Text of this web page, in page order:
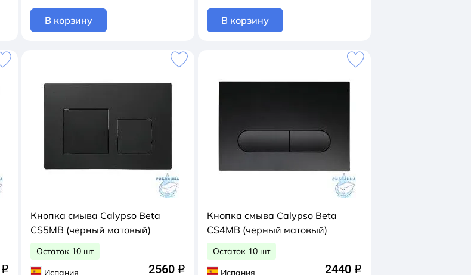
В корзину В корзину
q
Кнопка смыва Calypso Beta
CS5MB (черный матовый)
Остаток 10 шт
Испания
2560 q
Кнопка смыва Calypso Beta
CS4MB (черный матовый)
Остаток 10 шт
Испания
2440 q